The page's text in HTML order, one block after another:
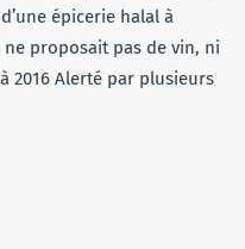
épicerie halal à
ne proposait pas de vin, ni
2016 Alerté par plusieurs